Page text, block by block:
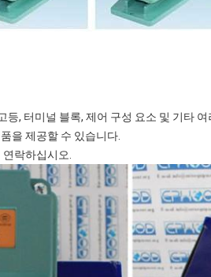
등, 터미널 블록, 제어 구성 요소 및 기타
을 제공할 수 있습니다.
락하십시오.